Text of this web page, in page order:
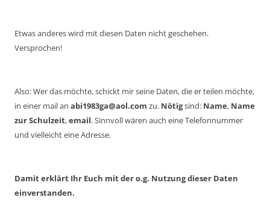
Etwas anderes wird mit diesen Daten nicht geschehen.
Versprochen!
Also: Wer das möchte, schickt mir seine Daten, die er teilen möchte,
in einer mail an abi1983ga@aol.com zu. Nötigsind: Name, Name
zur Schulzeit,email. Sinnvoll wären auch eine Telefonnummer
und vielleicht eine Adresse.
Damit erklärt Ihr Euch mit der o.g. Nutzung dieser Daten
einverstanden.